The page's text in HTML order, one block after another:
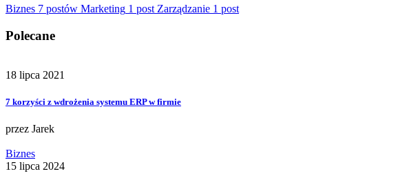
Biznes 7 postów Marketing 1 post Zarządzanie 1 post
Polecane
18 lipca 2021
7 korzyści z wdrożenia systemu ERP w firmie
przez Jarek
Biznes
15 lipca 2024